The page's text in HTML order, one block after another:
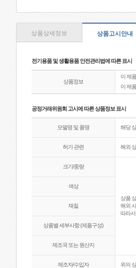
상품상세정보 상품고시안내
전기용품 및 생활용품 안전관리법에 따른 표시
상품정보
이 제
이 제
공정거래위원회 고시에 따른 상품정보 표시
모델명 및 품명 해당
허가 관련 해외
크기/중량
상품
해외
따라
색상
재질
상품별 세부사항 (제품구성)
제조국 또는 원산지
제조자/수입자 위의